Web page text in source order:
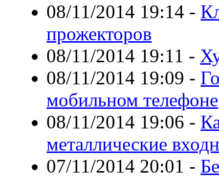
08/11/2014 19:14 -
прожекторов
08/11/2014 19:11 -
08/11/2014 19:09 -
мобильном телефоне
08/11/2014 19:06 -
металлические
07/11/2014 20:01 -